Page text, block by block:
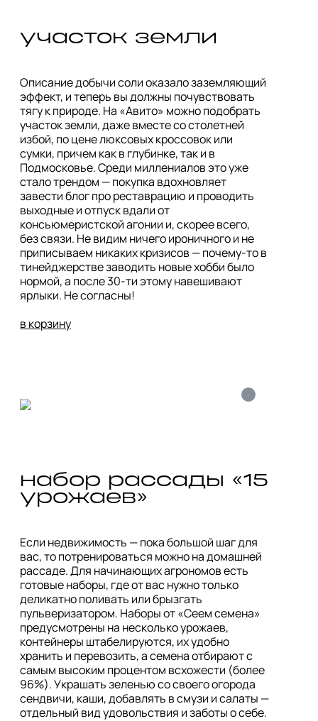
участок земли
Описание добычи соли оказало заземляющий
эффект, и теперь вы должны почувствовать
тягу к природе. На «Авито» можно подобрать
участок земли, даже вместе со столетней
избой, по цене люксовых кроссовок или
сумки, причем как в глубинке, так и в
Подмосковье. Среди миллениалов это уже
стало трендом — покупка вдохновляет
завести блог про реставрацию и проводить
выходные и отпуск вдали от
консьюмеристской агонии и, скорее всего,
без связи. Не видим ничего ироничного и не
приписываем никаких кризисов — почему-то в
тинейджерстве заводить новые хобби было
нормой, а после 30-ти этому навешивают
ярлыки. Не согласны!
в корзину
i
набор рассады «15
Если недвижимость — пока большой шаг для
вас, то потренироваться можно на домашней
рассаде. Для начинающих агрономов есть
готовые наборы, где от вас нужно только
деликатно поливать или брызгать
пульверизатором. Наборы от «Сеем семена»
предусмотрены на несколько урожаев,
контейнеры штабелируются, их удобно
хранить и перевозить, а семена отбирают с
самым высоким процентом всхожести (более
96%). Украшать зеленью со своего огорода
сендвичи, каши, добавлять в смузи и салаты —
отдельный вид удовольствия и заботы о себе.